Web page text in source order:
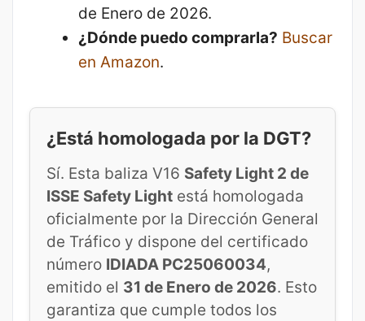
de Enero de 2026.
¿Dónde puedo comprarla? Buscar
en Amazon.
¿Está homologada por la DGT?
Sí. Esta baliza V16 Safety Light 2 de
ISSE Safety Light está homologada
oficialmente por la Dirección General
de Tráfico y dispone del certificado
número IDIADA PC25060034,
emitido el 31 de Enero de 2026. Esto
garantiza que cumple todos los